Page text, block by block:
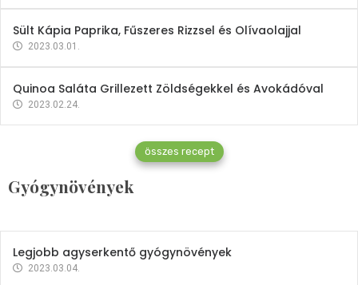
Sült Kápia Paprika, Fűszeres Rizzsel és Olívaolajjal
2023.03.01.
Quinoa Saláta Grillezett Zöldségekkel és Avokádóval
2023.02.24.
összes recept
Gyógynövények
Gyógynövények
Mindent a petrezselyemről
2023.12.21.
Legjobb agyserkentő gyógynövények
2023.03.04.